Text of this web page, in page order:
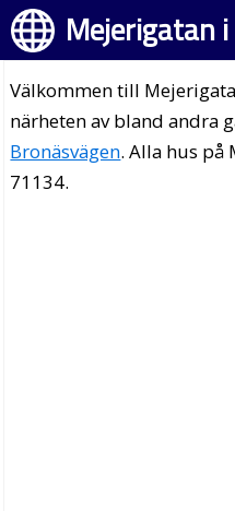
Mejerigatan
Välkommen till
närheten av bland andra
Bronäsvägen. Alla hus på
71134.